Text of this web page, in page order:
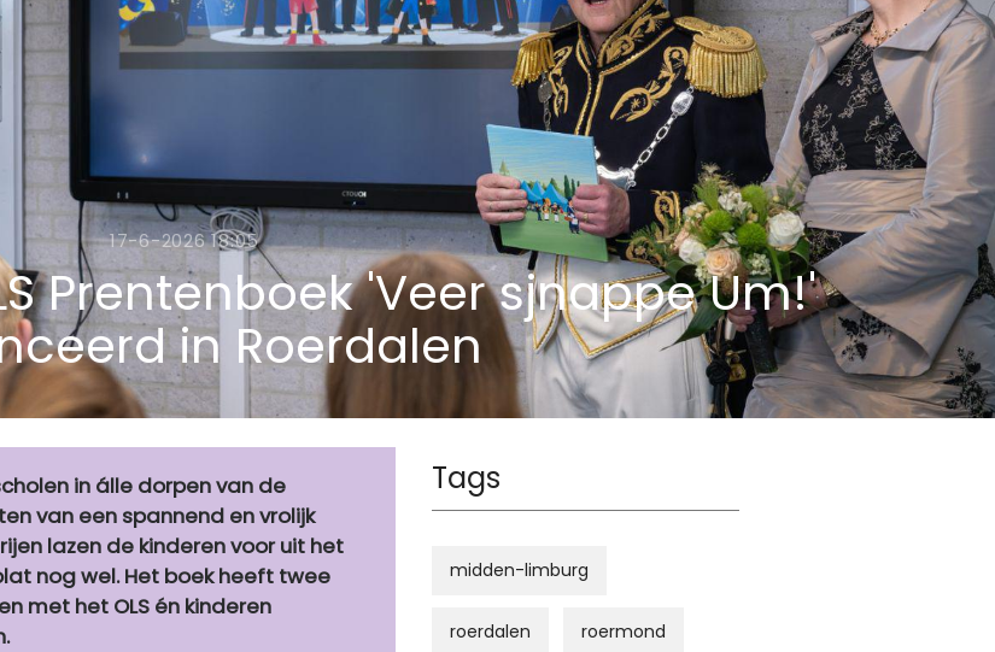
17-6-2026 18:05
Prentenboek 'Veer sjnappe Um!'
in Roerdalen
in álle dorpen van de
van een spannend en vrolijk
lazen de kinderen voor uit het
nog wel. Het boek heeft twee
met het OLS én kinderen
Tags
midden-limburg
roerdalen roermond